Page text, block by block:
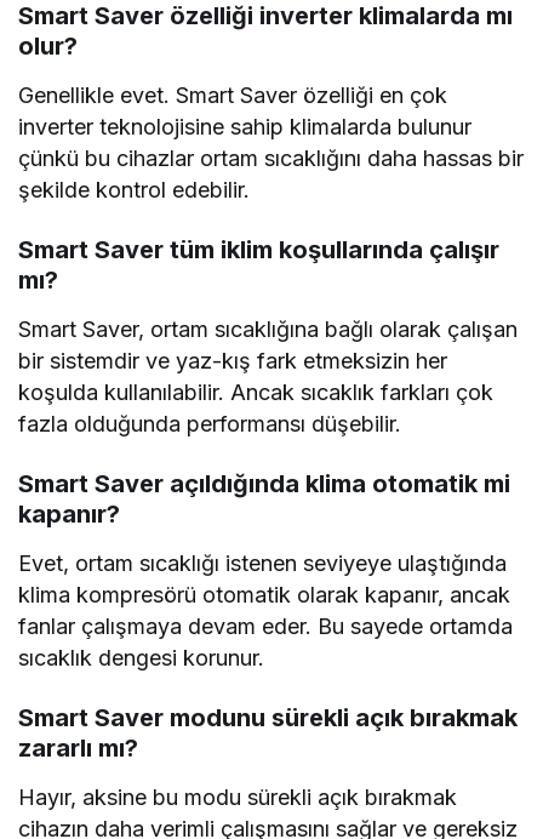
Smart Saver özelliği inverter klimalarda mı
olur?
Genellikle evet. Smart Saver özelliği en çok
inverter teknolojisine sahip klimalarda bulunur
çünkü bu cihazlar ortam sıcaklığını daha hassas bir
şekilde kontrol edebilir.
Smart Saver tüm iklim koşullarında çalışır
mı?
Smart Saver, ortam sıcaklığına bağlı olarak çalışan
bir sistemdir ve yaz-kış fark etmeksizin her
koşulda kullanılabilir. Ancak sıcaklık farkları çok
fazla olduğunda performansı düşebilir.
Smart Saver açıldığında klima otomatik mi
kapanır?
Evet, ortam sıcaklığı istenen seviyeye ulaştığında
klima kompresörü otomatik olarak kapanır, ancak
fanlar çalışmaya devam eder. Bu sayede ortamda
sıcaklık dengesi korunur.
Smart Saver modunu sürekli açık bırakmak
zararlı mı?
Hayır, aksine bu modu sürekli açık bırakmak
cihazın daha verimli çalışmasını sağlar ve gereksiz